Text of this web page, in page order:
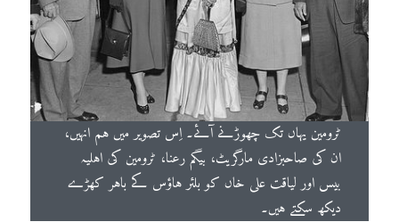
ٹرومین یہاں تک چھوڑنے آئے۔ اِس تصویر میں ہم انہیں،
ان کی صاحبزادی مارگریٹ، بیگم رعنا، ٹرومین کی اہلیہ
بیس اور لیاقت علی خاں کو بلئر ہاؤس کے باہر کھڑے
دیکھ سکتے ہیں۔